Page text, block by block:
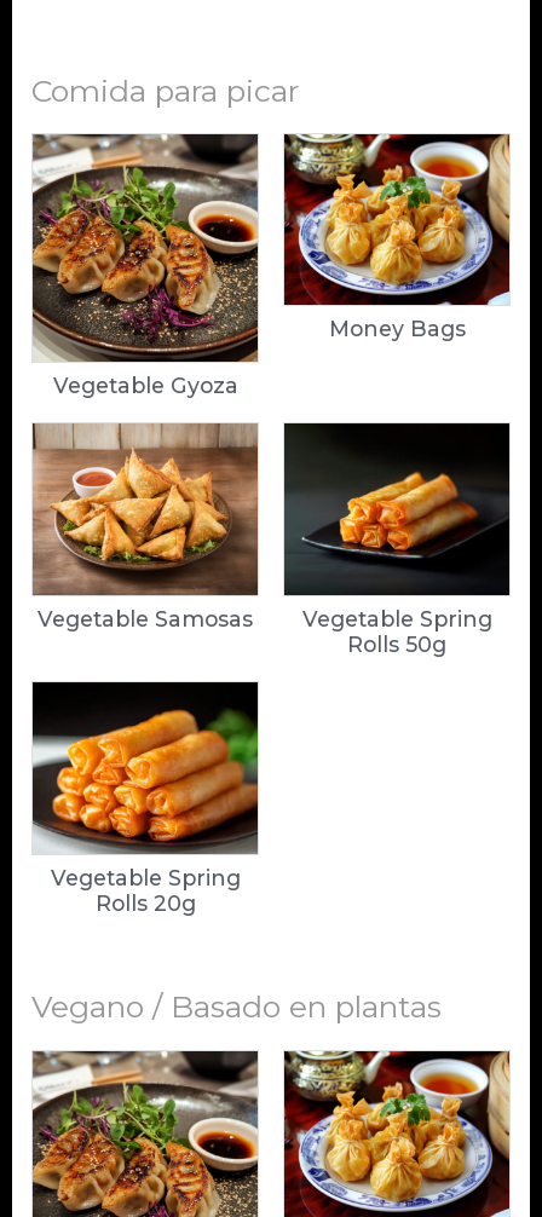
Comida para picar
Vegetable Gyoza
Money Bags
Vegetable Samosas
Vegetable Spring
Rolls 50g
Vegetable Spring
Rolls 20g
Vegano / Basado en plantas